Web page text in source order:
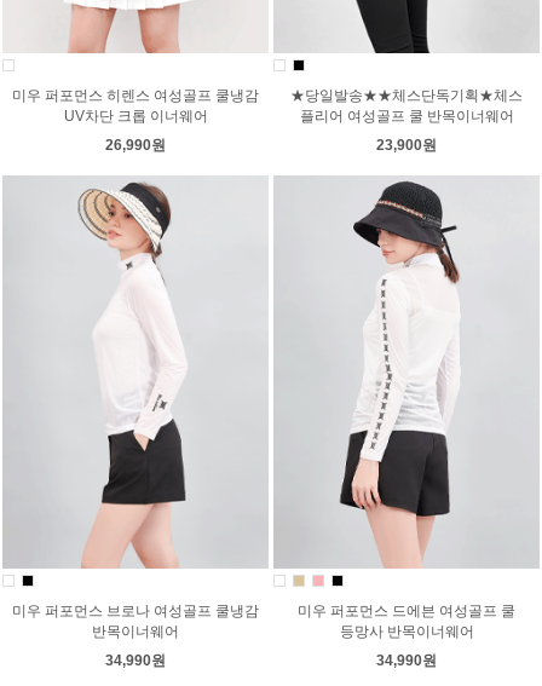
미우 퍼포먼스 히렌스 여성골프 쿨냉감
UV차단 크롭 이너웨어
26,990원
★당일발송★★체스단독기획★체스
플리어 여성골프 쿨 반목이너웨어
23,900원
미우 퍼포먼스 브로나 여성골프 쿨냉감
반목이너웨어
34,990원
미우 퍼포먼스 드에븐 여성골프 쿨
등망사 반목이너웨어
34,990원